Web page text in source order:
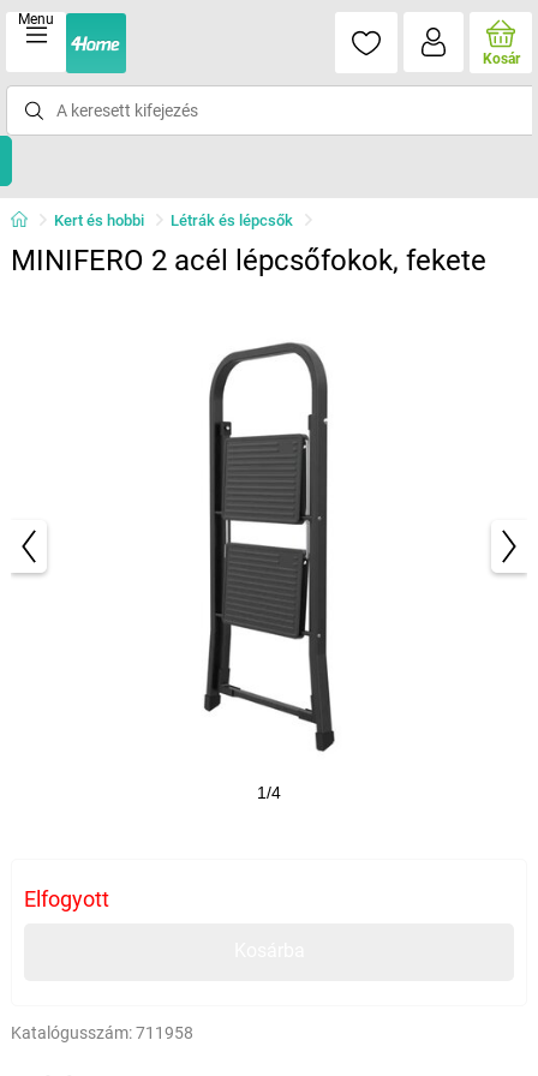
Menu
Kosár
Kert és hobbi Létrák és lépcsők
MINIFERO 2 acél lépcsőfokok, fekete
1/4
Elfogyott
Katalógusszám:711958